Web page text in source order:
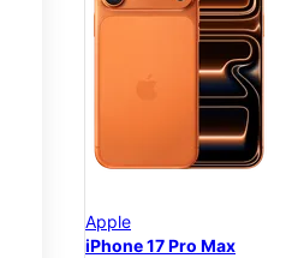
Apple
iPhone 17 Pro Max